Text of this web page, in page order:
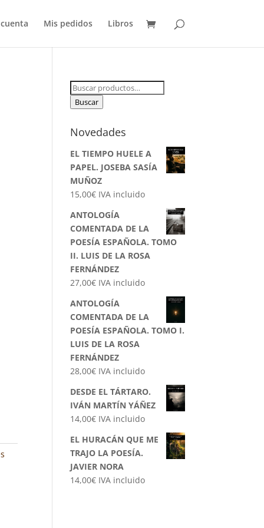
Mis pedidos Libros
Buscar
por:
Buscar
Novedades
EL TIEMPO HUELE A
PAPEL. JOSEBA SASÍA
MUÑOZ
15,00€ IVA incluido
ANTOLOGÍA
COMENTADA DE LA
POESÍA ESPAÑOLA. TOMO
II. LUIS DE LA ROSA
FERNÁNDEZ
27,00€ IVA incluido
ANTOLOGÍA
COMENTADA DE LA
POESÍA ESPAÑOLA. TOMO I.
LUIS DE LA ROSA
FERNÁNDEZ
28,00€ IVA incluido
DESDE EL TÁRTARO.
IVÁN MARTÍN YÁÑEZ
14,00€ IVA incluido
EL HURACÁN QUE ME
TRAJO LA POESÍA.
JAVIER NORA
14,00€ IVA incluido